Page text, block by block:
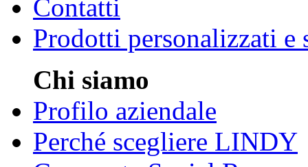
Contatti
Prodotti personalizzati e
Chi siamo
Profilo aziendale
Perché scegliere LINDY